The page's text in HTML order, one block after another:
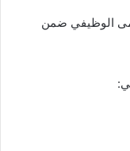
المسمى الوظيفي ضمن